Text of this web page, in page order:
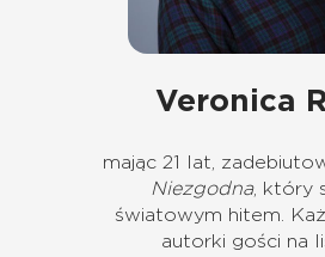
Veronica
mając 21 lat,
Niezgodna, który
światowym hitem.
autorki gości na